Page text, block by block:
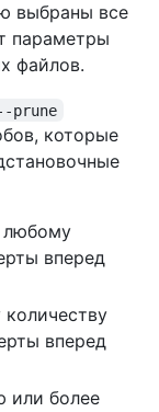
выбраны все
параметры
файлов.
prune
которые
любому
вперед
вперед
или более